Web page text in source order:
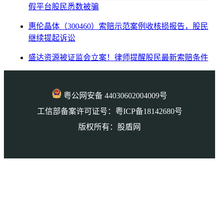
假平台股民悉数被骗
惠伦晶体（300460）索赔示范案例收核损报告，股民
继续提起诉讼
盛达资源被证监会立案！律师提醒股民最新索赔条件
粤公网安备 44030602004009号
工信部备案许可证号：粤ICP备18142680号
版权所有：股盾网